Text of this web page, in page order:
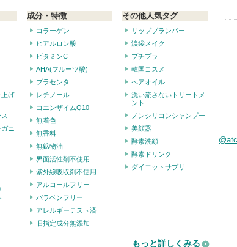
上げ
ニ
成分・特徴
コラーゲン
ヒアルロン酸
ビタミンC
AHA(フルーツ酸)
プラセンタ
レチノール
コエンザイムQ10
無着色
無香料
無鉱物油
界面活性剤不使用
紫外線吸収剤不使用
アルコールフリー
パラベンフリー
アレルギーテスト済
旧指定成分無添加
その他人気タグ
リッププランパー
涙袋メイク
プチプラ
韓国コスメ
ヘアオイル
洗い流さないトリートメ
ント
ノンシリコンシャンプー
美顔器
酵素洗顔
酵素ドリンク
ダイエットサプリ
もっと詳しくみる